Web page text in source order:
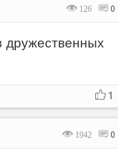
126 0
дружественных
1
1942 0